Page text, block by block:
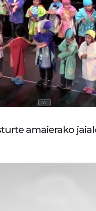
amaierako